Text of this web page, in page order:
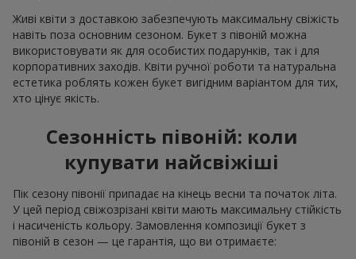
Живі квіти з доставкою забезпечують максимальну свіжість
навіть поза основним сезоном. Букет з півоній можна
використовувати як для особистих подарунків, так і для
корпоративних заходів. Квіти ручної роботи та натуральна
естетика роблять кожен букет вигідним варіантом для тих,
хто цінує якість.
Сезонність півоній: коли
купувати найсвіжіші
Пік сезону півонії припадає на кінець весни та початок літа.
У цей період свіжозрізані квіти мають максимальну стійкість
і насиченість кольору. Замовлення композиції букет з
півоній в сезон — це гарантія, що ви отримаєте: